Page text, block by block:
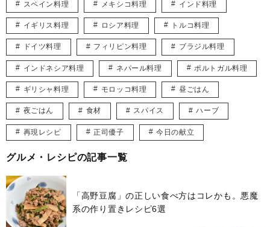
スペイン料理 メキシコ料理 インド料理
イギリス料理 ロシア料理 トルコ料理
ドイツ料理 フィリピン料理 ブラジル料理
インドネシア料理 ネパール料理 ポルトガル料理
ギリシャ料理 モロッコ料理 昼ごはん
夜ごはん 食材 スパイス ハーブ
再現レシピ 正司優子 今日の献立
グルメ・レシピの記事一覧
「高野豆腐」の正しい食べ方はコレかも。悪魔
系の作り置きレシピ6選